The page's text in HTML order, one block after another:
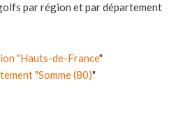
par région et par département
"Hauts-de-France"
"Somme (80)"